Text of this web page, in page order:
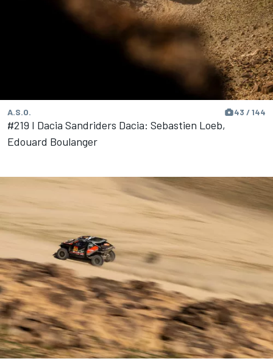
A.S.O. 43 / 144
#219 I Dacia Sandriders Dacia: Sebastien Loeb,
Edouard Boulanger